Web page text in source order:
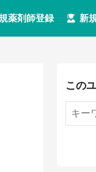
薬剤師登録 新
この